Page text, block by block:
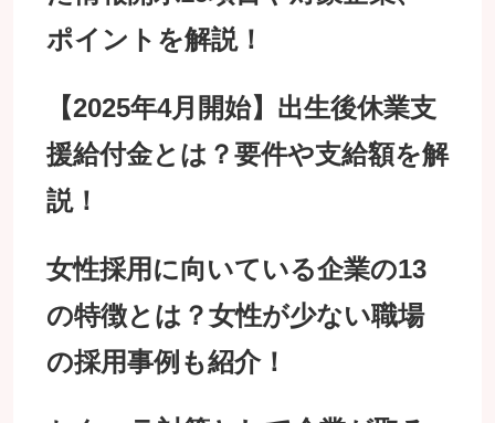
ポイントを解説！
【2025年4月開始】出生後休業支
援給付金とは？要件や支給額を解
説！
女性採用に向いている企業の13
の特徴とは？女性が少ない職場
の採用事例も紹介！